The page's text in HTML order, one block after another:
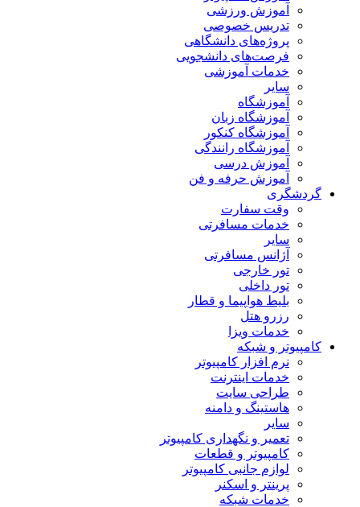
آموزش ورزشی
تدریس خصوصی
پروژه‌های دانشگاهی
فرصت‌های دانشجویی
خدمات آموزشی
سایر
آموزشگاه
آموزشگاه زبان
آموزشگاه کنکور
آموزشگاه رانندگی
آموزش درسی
آموزش حرفه و فن
گردشگری
وقت سفارت
خدمات مسافرتی
سایر
آژانس مسافرتی
تور خارجی
تور داخلی
بلیط هواپیما و قطار
رزرو هتل
خدمات ویزا
کامپیوتر و شبکه
نرم افزار کامپیوتر
خدمات اینترنت
طراحی سایت
هاستینگ و دامنه
سایر
تعمیر و نگهداری کامپیوتر
کامپیوتر و قطعات
لوازم جانبی کامپیوتر
پرینتر و اسکنر
خدمات شبکه